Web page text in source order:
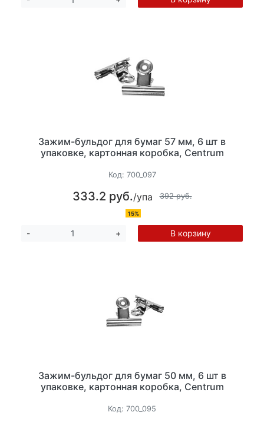
Зажим-бульдог для бумаг 57 мм, 6 шт в
упаковке, картонная коробка, Centrum
Код: 700_097
333.2 руб./упа 392 руб.
15%
- + В корзину
Зажим-бульдог для бумаг 50 мм, 6 шт в
упаковке, картонная коробка, Centrum
Код: 700_095